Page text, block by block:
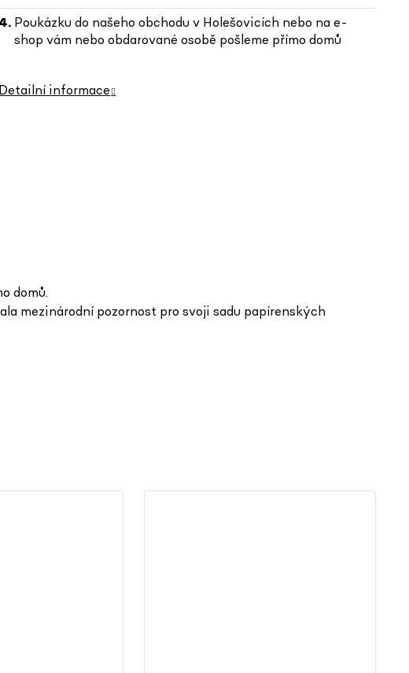
Poukázku do našeho obchodu v Holešovicích nebo na e-
shop vám nebo obdarované osobě pošleme přímo domů
Detailní informace
domů.
mezinárodní pozornost pro svoji sadu papírenských